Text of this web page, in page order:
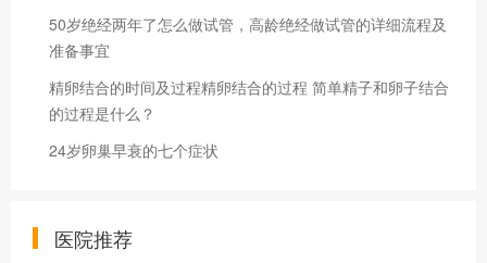
50岁绝经两年了怎么做试管，高龄绝经做试管的详细流程及
准备事宜
精卵结合的时间及过程精卵结合的过程 简单精子和卵子结合
的过程是什么？
24岁卵巢早衰的七个症状
医院推荐